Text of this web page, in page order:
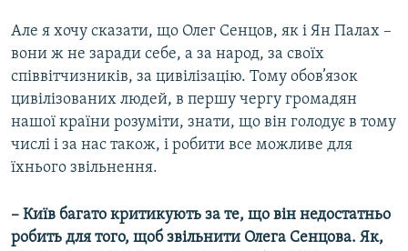
Але я хочу сказати, що Олег Сенцов, як і Ян Палах –
вони ж не заради себе, а за народ, за своїх
співвітчизників, за цивілізацію. Тому обов’язок
цивілізованих людей, в першу чергу громадян
нашої країни розуміти, знати, що він голодує в тому
числі і за нас також, і робити все можливе для
їхнього звільнення.
– Київ багато критикують за те, що він недостатньо
робить для того, щоб звільнити Олега Сенцова. Як,